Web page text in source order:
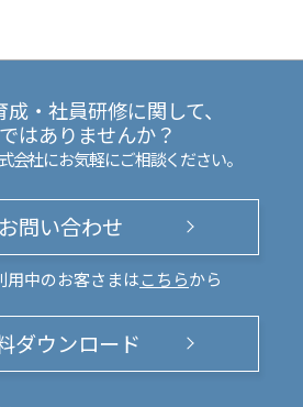
・社員研修に関して、
はありませんか？
会社にお気軽にご相談ください。
お問い合わせ
用中のお客さまは こちらから
ダウンロード